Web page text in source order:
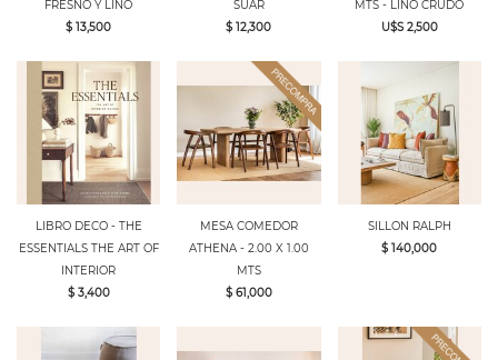
FRESNO Y LINO
$ 13,500
SUAR
$ 12,300
MTS - LINO CRUDO
U$S 2,500
LIBRO DECO - THE
ESSENTIALS THE ART OF
INTERIOR
$ 3,400
MESA COMEDOR
ATHENA - 2.00 X 1.00
MTS
$ 61,000
SILLON RALPH
$ 140,000